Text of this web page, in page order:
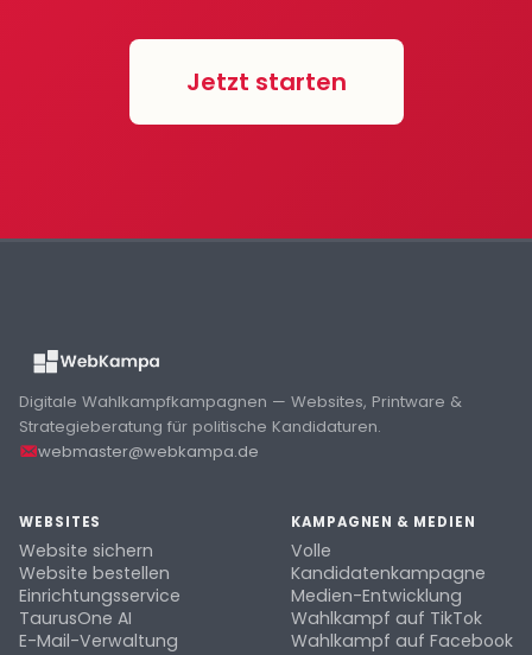
Jetzt starten
Digitale Wahlkampfkampagnen — Websites, Printware &
Strategieberatung für politische Kandidaturen.
webmaster@webkampa.de
WEBSITES
Website sichern
Website bestellen
Einrichtungsservice
TaurusOne AI
E-Mail-Verwaltung
KAMPAGNEN & MEDIEN
Volle
Kandidatenkampagne
Medien-Entwicklung
Wahlkampf auf TikTok
Wahlkampf auf Facebook